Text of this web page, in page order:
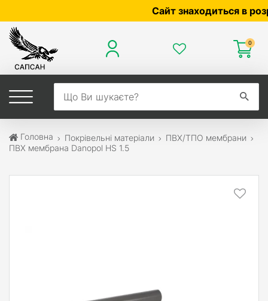
Сайт знаходиться в
0
Головна Покрівельні матеріали
ПВХ/ТПО мембрани
ПВХ мембрана Danopol HS 1.5